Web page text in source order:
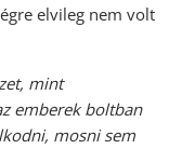
elvileg nem volt
mint
emberek boltban
mosni sem